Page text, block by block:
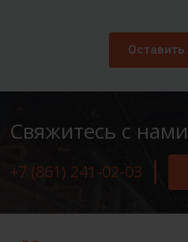
Оставить
Свяжитесь с нами
+7 (861) 241-02-03